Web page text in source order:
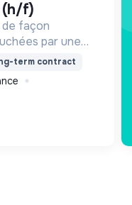
(h/f)
de façon
par une
physique
term contract